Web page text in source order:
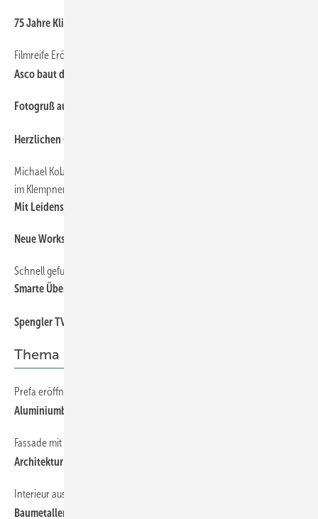
75 Jahre Kling Spenglerei GmbH
Filmreife Eröffnungs feier
Asco baut die Zukunft
Fotogruß aus Volkach
Herzlichen Glückwun sch
Michael K ober schildert Eindrücke von der Deutschen Meisterschaft
im Klempnerhandwerk
Mit Leidenschaft und Präzision
Neue Wor kshops: Jetzt schnell anmelden!
Schnell gefunden
Sma rte Übergangslösungen im Blick
Spengler TV präsentiert: 8 vom Dach
Thema
Prefa eröffnet Firmensitz in Törökbálint, Ungarn
Aluminiumbulle
Fassade mit System
Architektur trifft Nachhaltigkeit
Interieur aus Spenglerhand
Baumetaller sind Wanddesigner